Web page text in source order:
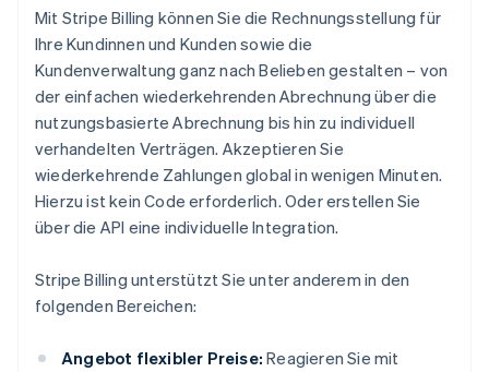
Mit Stripe Billing können Sie die Rechnungsstellung für
Ihre Kundinnen und Kunden sowie die
Kundenverwaltung ganz nach Belieben gestalten – von
der einfachen wiederkehrenden Abrechnung über die
nutzungsbasierte Abrechnung bis hin zu individuell
verhandelten Verträgen. Akzeptieren Sie
wiederkehrende Zahlungen global in wenigen Minuten.
Hierzu ist kein Code erforderlich. Oder erstellen Sie
über die API eine individuelle Integration.
Stripe Billing unterstützt Sie unter anderem in den
folgenden Bereichen:
Angebot flexibler Preise: Reagieren Sie mit